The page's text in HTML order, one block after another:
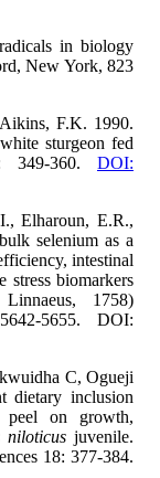
in biology
New York, 823
F.K. 1990.
sturgeon fed
349-360. DOI:
Elharoun, E.R.,
selenium as a
intestinal
stress biomarkers
1758)
5655. DOI:
C, Ogueji
dietary inclusion
on growth,
niloticusjuvenile.
18: 377-384.